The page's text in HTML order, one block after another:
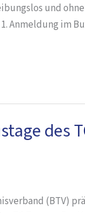
und
Anmeldung im
des
(BTV)